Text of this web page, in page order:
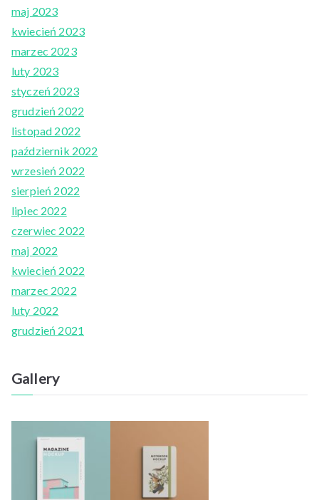
maj 2023
kwiecień 2023
marzec 2023
luty 2023
styczeń 2023
grudzień 2022
listopad 2022
październik 2022
wrzesień 2022
sierpień 2022
lipiec 2022
czerwiec 2022
maj 2022
kwiecień 2022
marzec 2022
luty 2022
grudzień 2021
Gallery